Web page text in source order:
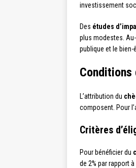
investissement
Des études
plus modestes.
publique et le bien-
L’attribution du
composent. Pour
Critères
Pour bénéficier du
de 2% par rapport